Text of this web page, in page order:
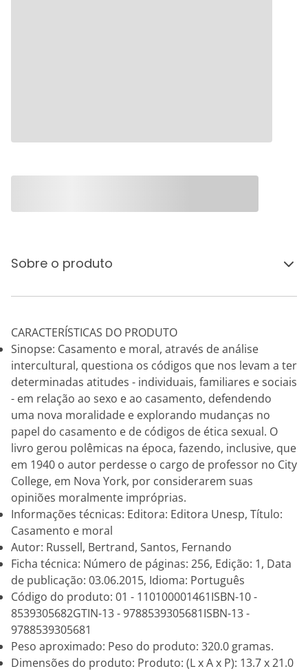
Sobre o produto
CARACTERÍSTICAS DO PRODUTO
Sinopse: Casamento e moral, através de análise
intercultural, questiona os códigos que nos levam a ter
determinadas atitudes - individuais, familiares e sociais
- em relação ao sexo e ao casamento, defendendo
uma nova moralidade e explorando mudanças no
papel do casamento e de códigos de ética sexual. O
livro gerou polêmicas na época, fazendo, inclusive, que
em 1940 o autor perdesse o cargo de professor no City
College, em Nova York, por considerarem suas
opiniões moralmente impróprias.
Informações técnicas: Editora: Editora Unesp, Título:
Casamento e moral
Autor: Russell, Bertrand, Santos, Fernando
Ficha técnica: Número de páginas: 256, Edição: 1, Data
de publicação: 03.06.2015, Idioma: Português
Código do produto: 01 - 110100001461ISBN-10 -
8539305682GTIN-13 - 9788539305681ISBN-13 -
9788539305681
Peso aproximado: Peso do produto: 320.0 gramas.
Dimensões do produto: Produto: (L x A x P): 13.7 x 21.0